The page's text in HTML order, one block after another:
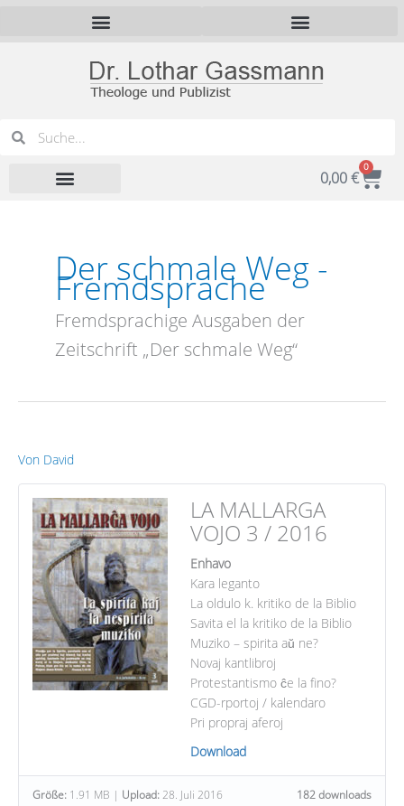
Suche Suche
0,00€
0
Der schmale Weg -
Fremdsprache
Fremdsprachige Ausgaben der
Zeitschrift „Der schmale Weg“
Von David
LA MALLARGA
VOJO 3 / 2016
Enhavo
Kara leganto
La oldulo k. kritiko de la Biblio
Savita el la kritiko de la Biblio
Muziko – spirita aŭ ne?
Novaj kantlibroj
Protestantismo ĉe la fino?
CGD-rportoj / kalendaro
Pri propraj aferoj
Download
182 downloads
Größe: 1.91 MB | Upload:28. Juli 2016
LA
MALLARGA
VOJO
2016